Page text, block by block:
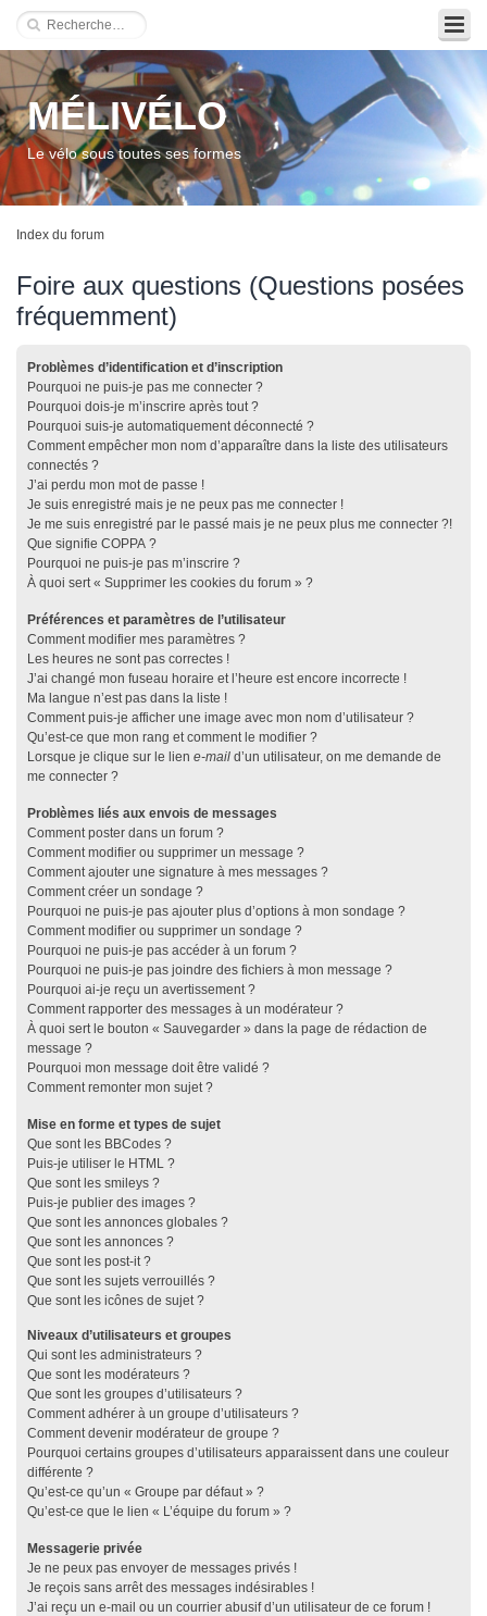
MÉLIVÉLO
Le vélo sous toutes ses formes
Index du forum
Foire aux questions (Questions posées
fréquemment)
Problèmes d’identification et d’inscription
Pourquoi ne puis-je pas me connecter ?
Pourquoi dois-je m’inscrire après tout ?
Pourquoi suis-je automatiquement déconnecté ?
Comment empêcher mon nom d’apparaître dans la liste des utilisateurs
connectés ?
J’ai perdu mon mot de passe !
Je suis enregistré mais je ne peux pas me connecter !
Je me suis enregistré par le passé mais je ne peux plus me connecter ?!
Que signifie COPPA ?
Pourquoi ne puis-je pas m’inscrire ?
À quoi sert « Supprimer les cookies du forum » ?
Préférences et paramètres de l’utilisateur
Comment modifier mes paramètres ?
Les heures ne sont pas correctes !
J’ai changé mon fuseau horaire et l’heure est encore incorrecte !
Ma langue n’est pas dans la liste !
Comment puis-je afficher une image avec mon nom d’utilisateur ?
Qu’est-ce que mon rang et comment le modifier ?
Lorsque je clique sur le lien e-mail d’un utilisateur, on me demande de
me connecter ?
Problèmes liés aux envois de messages
Comment poster dans un forum ?
Comment modifier ou supprimer un message ?
Comment ajouter une signature à mes messages ?
Comment créer un sondage ?
Pourquoi ne puis-je pas ajouter plus d’options à mon sondage ?
Comment modifier ou supprimer un sondage ?
Pourquoi ne puis-je pas accéder à un forum ?
Pourquoi ne puis-je pas joindre des fichiers à mon message ?
Pourquoi ai-je reçu un avertissement ?
Comment rapporter des messages à un modérateur ?
À quoi sert le bouton « Sauvegarder » dans la page de rédaction de
message ?
Pourquoi mon message doit être validé ?
Comment remonter mon sujet ?
Mise en forme et types de sujet
Que sont les BBCodes ?
Puis-je utiliser le HTML ?
Que sont les smileys ?
Puis-je publier des images ?
Que sont les annonces globales ?
Que sont les annonces ?
Que sont les post-it ?
Que sont les sujets verrouillés ?
Que sont les icônes de sujet ?
Niveaux d’utilisateurs et groupes
Qui sont les administrateurs ?
Que sont les modérateurs ?
Que sont les groupes d’utilisateurs ?
Comment adhérer à un groupe d’utilisateurs ?
Comment devenir modérateur de groupe ?
Pourquoi certains groupes d’utilisateurs apparaissent dans une couleur
différente ?
Qu’est-ce qu’un « Groupe par défaut » ?
Qu’est-ce que le lien « L’équipe du forum » ?
Messagerie privée
Je ne peux pas envoyer de messages privés !
Je reçois sans arrêt des messages indésirables !
J’ai reçu un e-mail ou un courrier abusif d’un utilisateur de ce forum !